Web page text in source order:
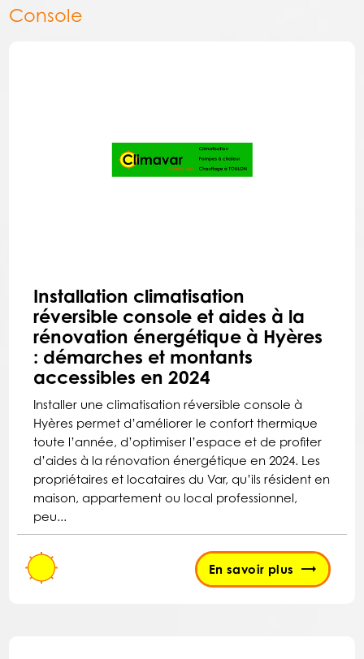
Console
Installation climatisation
réversible console et aides à la
rénovation énergétique à Hyères
: démarches et montants
accessibles en 2024
Installer une climatisation réversible console à
Hyères permet d’améliorer le confort thermique
toute l’année, d’optimiser l’espace et de profiter
d’aides à la rénovation énergétique en 2024. Les
propriétaires et locataires du Var, qu’ils résident en
maison, appartement ou local professionnel,
peu...
En savoir plus